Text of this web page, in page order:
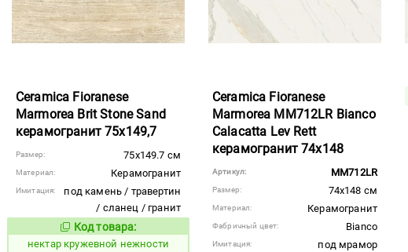
Ceramica Fioranese
Marmorea Brit Stone Sand
керамогранит 75x149,7
Размер: 75x149.7 см
Материал: Керамогранит
Имитация:
под камень / травертин
/ сланец / гранит
Код товара:
1130058Код товара:
нектар кружевной нежности
Ceramica Fioranese
Marmorea MM712LR Bianco
Calacatta Lev Rett
керамогранит 74x148
Артикул: MM712LR
Размер: 74x148 см
Материал: Керамогранит
Фабричный цвет: Bianco
Имитация:
под мрамор